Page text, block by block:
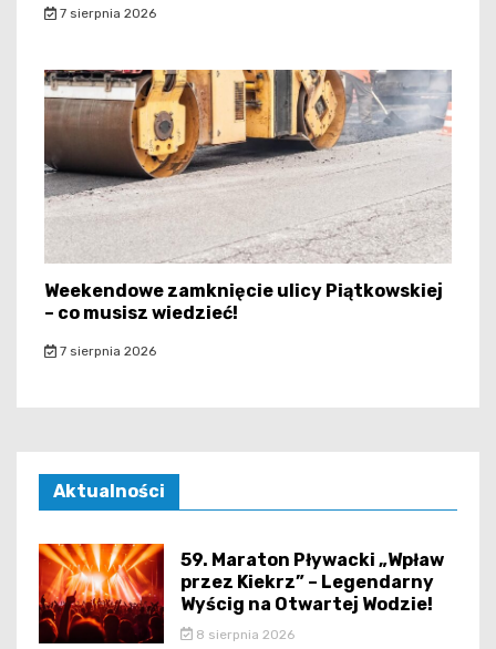
7 sierpnia 2026
Weekendowe zamknięcie ulicy Piątkowskiej
– co musisz wiedzieć!
7 sierpnia 2026
Aktualności
59. Maraton Pływacki „Wpław
przez Kiekrz” – Legendarny
Wyścig na Otwartej Wodzie!
8 sierpnia 2026